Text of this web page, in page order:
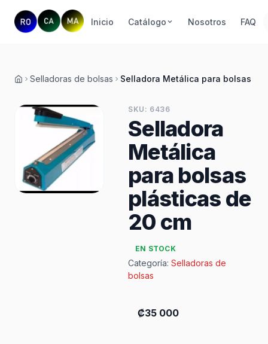
Inicio Catálogo Nosotros FAQ
Inicio
Selladoras de bolsas Selladora Metálica para bolsas
SKU: 6436
Selladora
Metálica
para bolsas
plásticas de
20 cm
EN STOCK
Categoría: Selladoras de
bolsas
₡35 000